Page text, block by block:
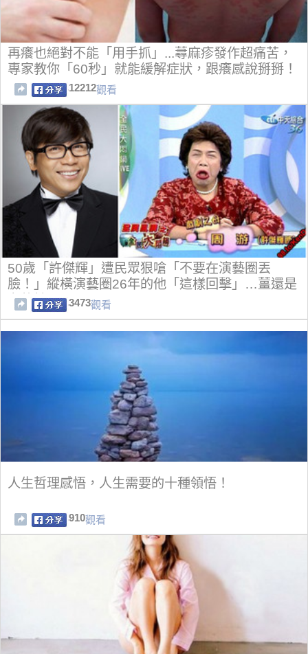
再癢也絕對不能「用手抓」...蕁麻疹發作超痛苦，
專家教你「60秒」就能緩解症狀，跟癢感說掰掰！
12212觀看
50歲「許傑輝」遭民眾狠嗆「不要在演藝圈丟
臉！」縱橫演藝圈26年的他「這樣回擊」…薑還是
老的辣！
3473觀看
人生哲理感悟，人生需要的十種領悟！
910觀看